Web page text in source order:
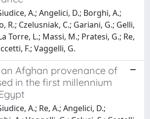
A.; Angelici, D.; Borghi, A.;
R.; Czelusniak, C.; Gariani, G.; Gelli,
Torre, L.; Massi, M.; Pratesi, G.; Re,
F.; Vaggelli, G.
Afghan provenance of
in the first millennium
A.; Re, A.; Angelici, D.;